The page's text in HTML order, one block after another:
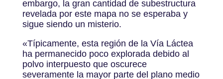
embargo, la gran cantidad de subestructura
revelada por este mapa no se esperaba y
sigue siendo un misterio.
«Típicamente, esta región de la Vía Láctea
ha permanecido poco explorada debido al
polvo interpuesto que oscurece
severamente la mayor parte del plano medio